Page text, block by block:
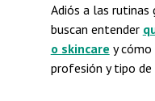
Adiós a las rutinas
buscan entender
o skincare y cómo
profesión y tipo de